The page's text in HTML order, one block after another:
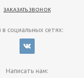
ЗАКАЗАТЬ ЗВОНОК
социальных сетях:
Написать нам: